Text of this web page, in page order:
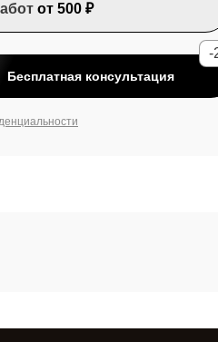
от 500 ₽
Бесплатная консультация
-